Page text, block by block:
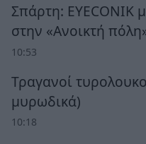
Σπάρτη: EYECONIK
στην «Ανοικτή
10:53
Τραγανοί
μυρωδικά)
10:18